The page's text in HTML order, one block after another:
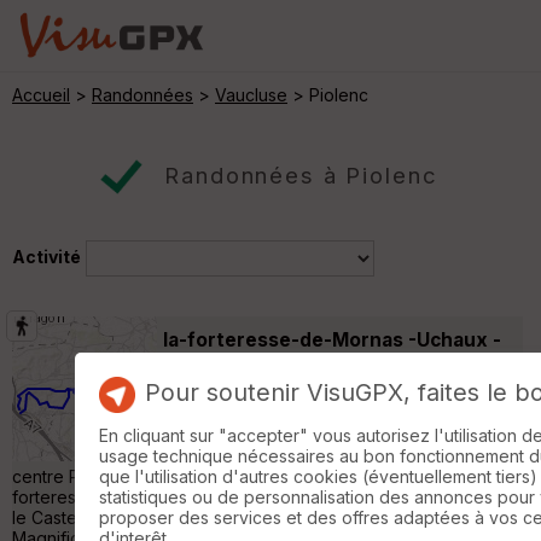
Accueil > Randonnées > Vaucluse > Piolenc
Randonnées à Piolenc
Activité
la-forteresse-de-Mornas -Uchaux -
21 km
Randonnée de 22 km 650 D+ en boucle au
départ de Mornas (84). Point de départ
centre Parking Mornas 44.201690 N - 4.729344 E. Passage à la
forteresse de Mornas Cheminement dans la garrigue direction
le Castellas Ruiné et la Chapelle d'Uchaux, retour Mornas.
Pour soutenir VisuGPX, faites le
En cliquant sur "accepter" vous autorisez l'utilisation
usage technique nécessaires au bon fonctionnement
que l'utilisation d'autres cookies (éventuellement
statistiques ou de personnalisation des annonces pour
proposer des services et des offres adaptées à vos